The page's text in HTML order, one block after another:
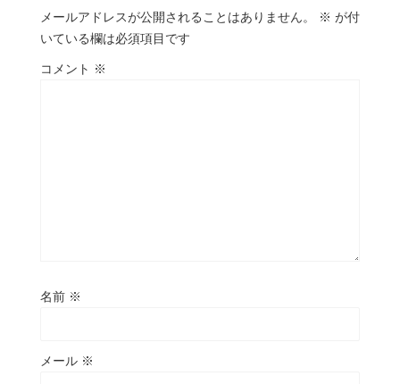
メールアドレスが公開されることはありません。 ※ が付
いている欄は必須項目です
コメント ※
名前 ※
メール ※